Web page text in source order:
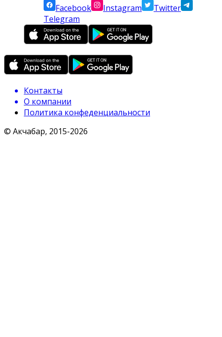
Facebook
Instagram
Twitter
Telegram
Контакты
О компании
Политика конфеденциальности
© Акчабар, 2015-2026